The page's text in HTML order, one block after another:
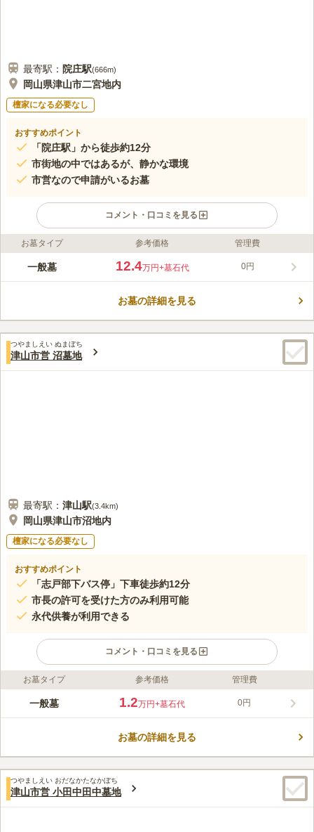
最寄駅： 院庄駅(666m)
岡山県津山市二宮地内
檀家になる必要なし
おすすめポイント
「院庄駅」から徒歩約12分
市街地の中ではあるが、静かな環境
市営なので申請がいるお墓
コメント・口コミを見る
ライフドット編集部のコメント
市街地の中にありますが、静かな環境で、心ゆくまで故人とゆっ
し込むことができます。檀家に入る必要性もなく、宗教不問のお
口コミ評価
この霊園はまだ誰からも評価されていません。
お墓タイプ 参考価格 管理費
一般墓 12.4万円+墓石代 0円
お墓の詳細を見る
つやましえい ぬまぼち
津山市営 沼墓地
最寄駅： 津山駅(3.4km)
岡山県津山市沼地内
檀家になる必要なし
おすすめポイント
「志戸部下バス停」下車徒歩約12分
市長の許可を受けた方のみ利用可能
永代供養が利用できる
コメント・口コミを見る
ライフドット編集部のコメント
住宅街の中にある市営の墓地です。市営なので利用するにはいく
ので、なかなかお参りに行くことができない方や後継者がいない
口コミ評価
この霊園はまだ誰からも評価されていません。
お墓タイプ 参考価格 管理費
一般墓 1.2万円+墓石代 0円
お墓の詳細を見る
つやましえい おだなかたなかぼち
津山市営 小田中田中墓地